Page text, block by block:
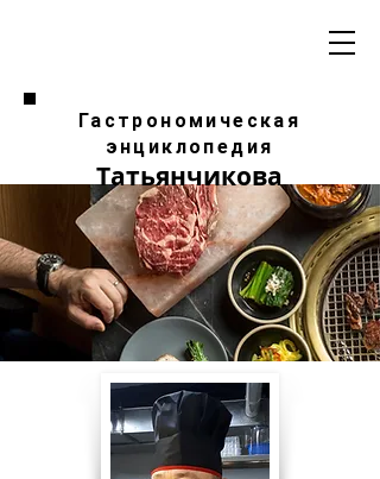
Гастрономическая
энциклопедия
Татьянчикова